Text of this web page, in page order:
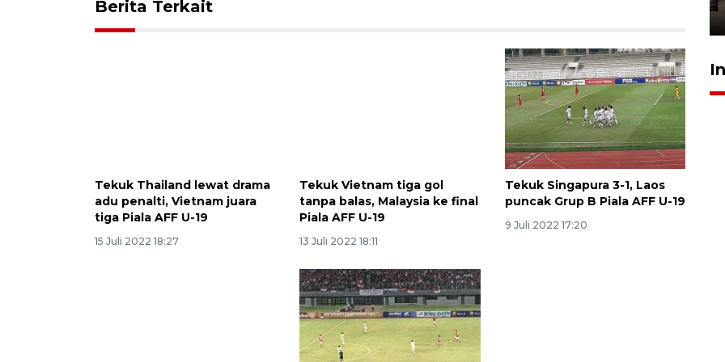
Berita Terkait
Tekuk Thailand lewat drama
adu penalti, Vietnam juara
tiga Piala AFF U-19
15 Juli 2022 18:27
Tekuk Vietnam tiga gol
tanpa balas, Malaysia ke final
Piala AFF U-19
13 Juli 2022 18:11
Tekuk Singapura 3-1, Laos
puncak Grup B Piala AFF U-19
9 Juli 2022 17:20
Sinyal positif perekonomian
Indonesia
2026-08-05 15:00:00